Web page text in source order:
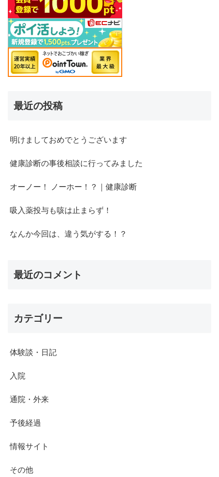
最近の投稿
明けましておめでとうございます
健康診断の事後相談に行ってみました
オーノー！ ノーホー！？｜健康診断
吸入薬投与も咳は止まらず！
なんか今回は、違う気がする！？
最近のコメント
カテゴリー
体験談・日記
入院
通院・外来
予後経過
情報サイト
その他